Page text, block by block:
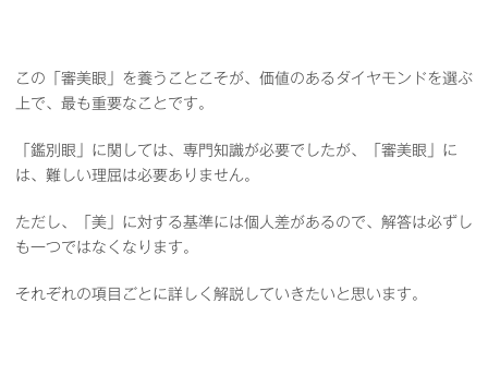
この「審美眼」を養うことこそが、価値のあるダイヤモンドを選ぶ
上で、最も重要なことです。
「鑑別眼」に関しては、専門知識が必要でしたが、「審美眼」に
は、難しい理屈は必要ありません。
ただし、「美」に対する基準には個人差があるので、解答は必ずし
も一つではなくなります。
それぞれの項目ごとに詳しく解説していきたいと思います。